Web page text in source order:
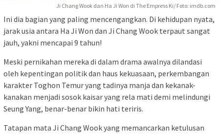
Ji Chang Wook dan Ha Ji Won di The Empress Ki/ Foto: imdb.com
Ini dia bagian yang paling mencengangkan. Di kehidupan nyata,
jarak usia antara Ha Ji Won dan Ji Chang Wook terpaut sangat
jauh, yakni mencapai 9 tahun!
Meski pernikahan mereka di dalam drama awalnya dilandasi
oleh kepentingan politik dan haus kekuasaan, perkembangan
karakter Toghon Temur yang tadinya manja dan kekanak-
kanakan menjadi sosok kaisar yang rela mati demi melindungi
Seung Yang, benar-benar bikin hati teriris.
Tatapan mata Ji Chang Wook yang memancarkan ketulusan